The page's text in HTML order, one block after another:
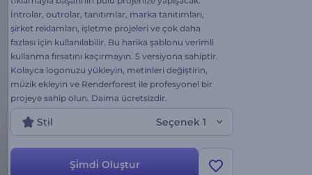
İntrolar, outrolar, tanıtımlar, marka tanıtımları,
şirket reklamları, işletme projeleri ve çok daha
fazlası için kullanılabilir. Bu harika şablonu verimli
kullanma fırsatını kaçırmayın. 5 versiyona sahiptir.
Kolayca logonuzu yükleyin, metinleri değiştirin,
müzik ekleyin ve Renderforest ile profesyonel bir
projeye sahip olun. Daima ücretsizdir.
Stil Seçenek 1
Şi̇mdi̇ Oluştur